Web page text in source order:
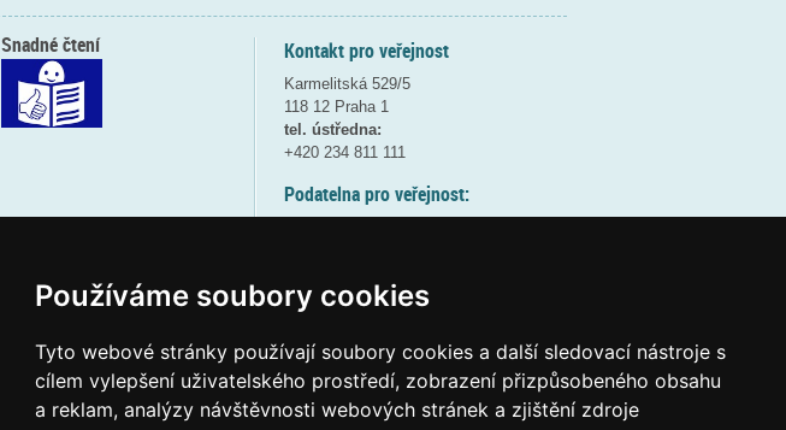
Používáme soubory cookies
Tyto webové stránky používají soubory cookies a další sledovací nástroje s
cílem vylepšení uživatelského prostředí, zobrazení přizpůsobeného obsahu
a reklam, analýzy návštěvnosti webových stránek a zjištění zdroje
Kontakt pro veřejnost
Karmelitská 529/5
118 12 Praha 1
tel. ústředna:
+420 234 811 111
Podatelna pro veřejnost:
(více informací
Elektronická podatelna:
posta@msmtgov cz
Snadné čtení